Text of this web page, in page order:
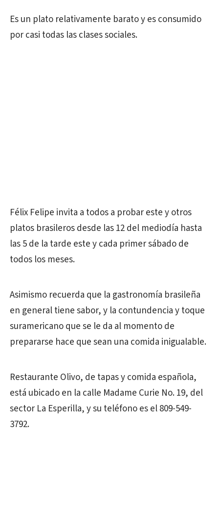
Es un plato relativamente barato y es consumido
por casi todas las clases sociales.
Félix Felipe invita a todos a probar este y otros
platos brasileros desde las 12 del mediodía hasta
las 5 de la tarde este y cada primer sábado de
todos los meses.
Asimismo recuerda que la gastronomía brasileña
en general tiene sabor, y la contundencia y toque
suramericano que se le da al momento de
prepararse hace que sean una comida inigualable.
Restaurante Olivo, de tapas y comida española,
está ubicado en la calle Madame Curie No. 19, del
sector La Esperilla, y su teléfono es el 809-549-
3792.